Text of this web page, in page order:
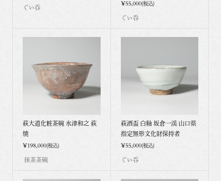
ぐい呑
¥55,000(税込)
ぐい呑
萩大道化粧茶碗 水津和之 萩
焼
¥198,000(税込)
抹茶茶碗
萩酒盃 白釉 坂倉一渓 山口県
指定無形文化財保持者
¥55,000(税込)
ぐい呑